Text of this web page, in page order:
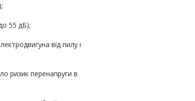
55 дБ);
від пилу і
ризик перенапруги в